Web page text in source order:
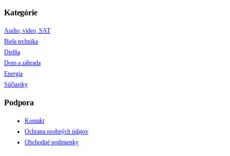
Kategórie
Audio, video, SAT
Biela technika
Dielňa
Dom a záhrada
Energia
Súčiastky
Podpora
Kontakt
Ochrana osobných údajov
Obchodné podmienky